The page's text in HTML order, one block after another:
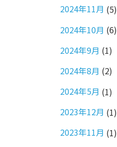
2024年11月 (5)
2024年10月 (6)
2024年9月 (1)
2024年8月 (2)
2024年5月 (1)
2023年12月 (1)
2023年11月 (1)